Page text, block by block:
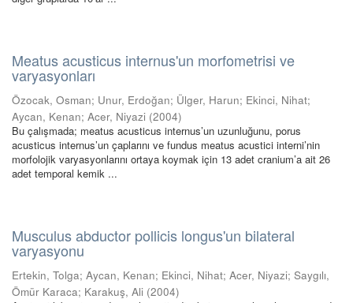
Meatus acusticus internus'un morfometrisi ve
varyasyonları
Özocak, Osman; Unur, Erdoğan; Ülger, Harun; Ekinci, Nihat;
Aycan, Kenan; Acer, Niyazi (2004)
Bu çalışmada; meatus acusticus internus’un uzunluğunu, porus
acusticus internus’un çaplarını ve fundus meatus acustici interni’nin
morfolojik varyasyonlarını ortaya koymak için 13 adet cranium’a ait 26
adet temporal kemik ...
Musculus abductor pollicis longus'un bilateral
varyasyonu
Ertekin, Tolga; Aycan, Kenan; Ekinci, Nihat; Acer, Niyazi; Saygılı,
Ömür Karaca; Karakuş, Ali (2004)